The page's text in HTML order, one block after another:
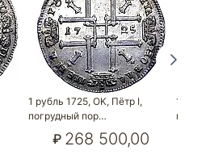
1 рубль 1725, OK, Пётр I,
погрудный пор…
₽ 268 500,00
1